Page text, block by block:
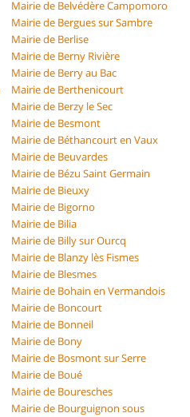
Mairie de Belvédère Campomoro
Mairie de Bergues sur Sambre
Mairie de Berlise
Mairie de Berny Rivière
Mairie de Berry au Bac
Mairie de Berthenicourt
Mairie de Berzy le Sec
Mairie de Besmont
Mairie de Béthancourt en Vaux
Mairie de Beuvardes
Mairie de Bézu Saint Germain
Mairie de Bieuxy
Mairie de Bigorno
Mairie de Bilia
Mairie de Billy sur Ourcq
Mairie de Blanzy lès Fismes
Mairie de Blesmes
Mairie de Bohain en Vermandois
Mairie de Boncourt
Mairie de Bonneil
Mairie de Bony
Mairie de Bosmont sur Serre
Mairie de Boué
Mairie de Bouresches
Mairie de Bourguignon sous